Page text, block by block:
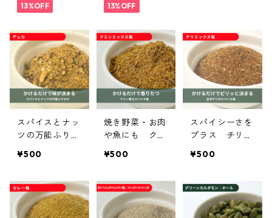
mイージーシリ
13%OFF
spice roomイ
13%OFF
スパイスとナッ
ツの万能ふりか
¥500
焼き野菜・お肉
や魚にも クミ
¥500
スパイシーさを
プラス チリミ
¥500